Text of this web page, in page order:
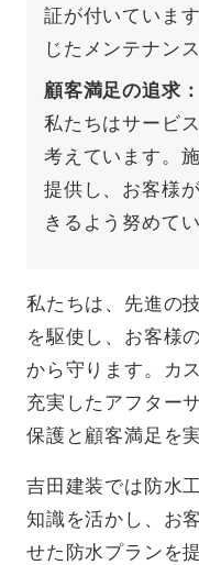
証が付いていま
じたメンテナン
顧客満足の追求
私たちはサービ
考えています。
提供し、お客様
きるよう努めてい
私たちは、先進の
を駆使し、お客様
から守ります。カ
充実したアフター
保護と顧客満足を
吉田建装では防水
知識を活かし、お
せた防水プランを